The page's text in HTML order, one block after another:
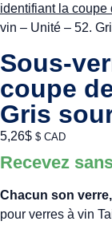
identifiant la coupe
vin – Unité – 52.
Sous-
coupe
Gris
5,26$ $ CAD
Recevez
Chacun son
pour verres à vin